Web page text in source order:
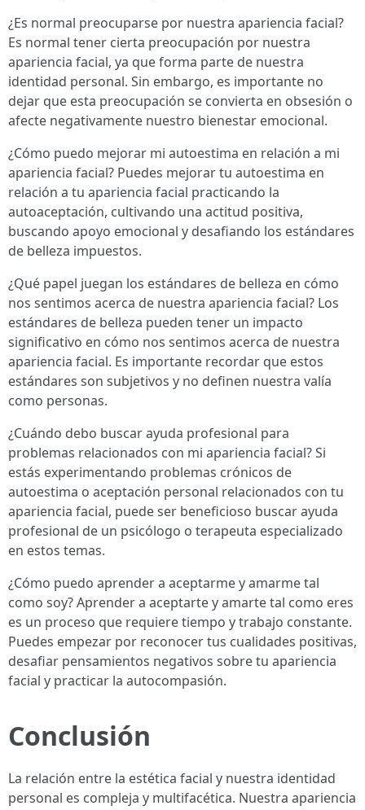
¿Es normal preocuparse por nuestra apariencia facial?
Es normal tener cierta preocupación por nuestra
apariencia facial, ya que forma parte de nuestra
identidad personal. Sin embargo, es importante no
dejar que esta preocupación se convierta en obsesión o
afecte negativamente nuestro bienestar emocional.
¿Cómo puedo mejorar mi autoestima en relación a mi
apariencia facial? Puedes mejorar tu autoestima en
relación a tu apariencia facial practicando la
autoaceptación, cultivando una actitud positiva,
buscando apoyo emocional y desafiando los estándares
de belleza impuestos.
¿Qué papel juegan los estándares de belleza en cómo
nos sentimos acerca de nuestra apariencia facial? Los
estándares de belleza pueden tener un impacto
significativo en cómo nos sentimos acerca de nuestra
apariencia facial. Es importante recordar que estos
estándares son subjetivos y no definen nuestra valía
como personas.
¿Cuándo debo buscar ayuda profesional para
problemas relacionados con mi apariencia facial? Si
estás experimentando problemas crónicos de
autoestima o aceptación personal relacionados con tu
apariencia facial, puede ser beneficioso buscar ayuda
profesional de un psicólogo o terapeuta especializado
en estos temas.
¿Cómo puedo aprender a aceptarme y amarme tal
como soy? Aprender a aceptarte y amarte tal como eres
es un proceso que requiere tiempo y trabajo constante.
Puedes empezar por reconocer tus cualidades positivas,
desafiar pensamientos negativos sobre tu apariencia
facial y practicar la autocompasión.
Conclusión
La relación entre la estética facial y nuestra identidad
personal es compleja y multifacética. Nuestra apariencia